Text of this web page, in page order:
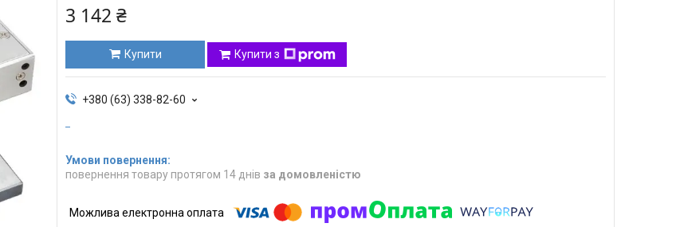
3 142 ₴
Купити Купити з
+380 (63) 338-82-60
повернення товару протягом 14 днів за домовленістю